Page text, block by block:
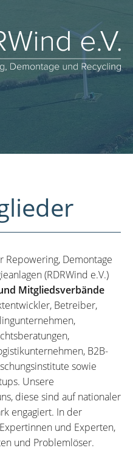
Repowering, Demontage
(RDRWind e.V.)
Mitgliedsverbände
Betreiber,
B2B-
sowie
Unsere
diese sind auf nationaler
engagiert. In der
und Experten,
und Problemlöser.